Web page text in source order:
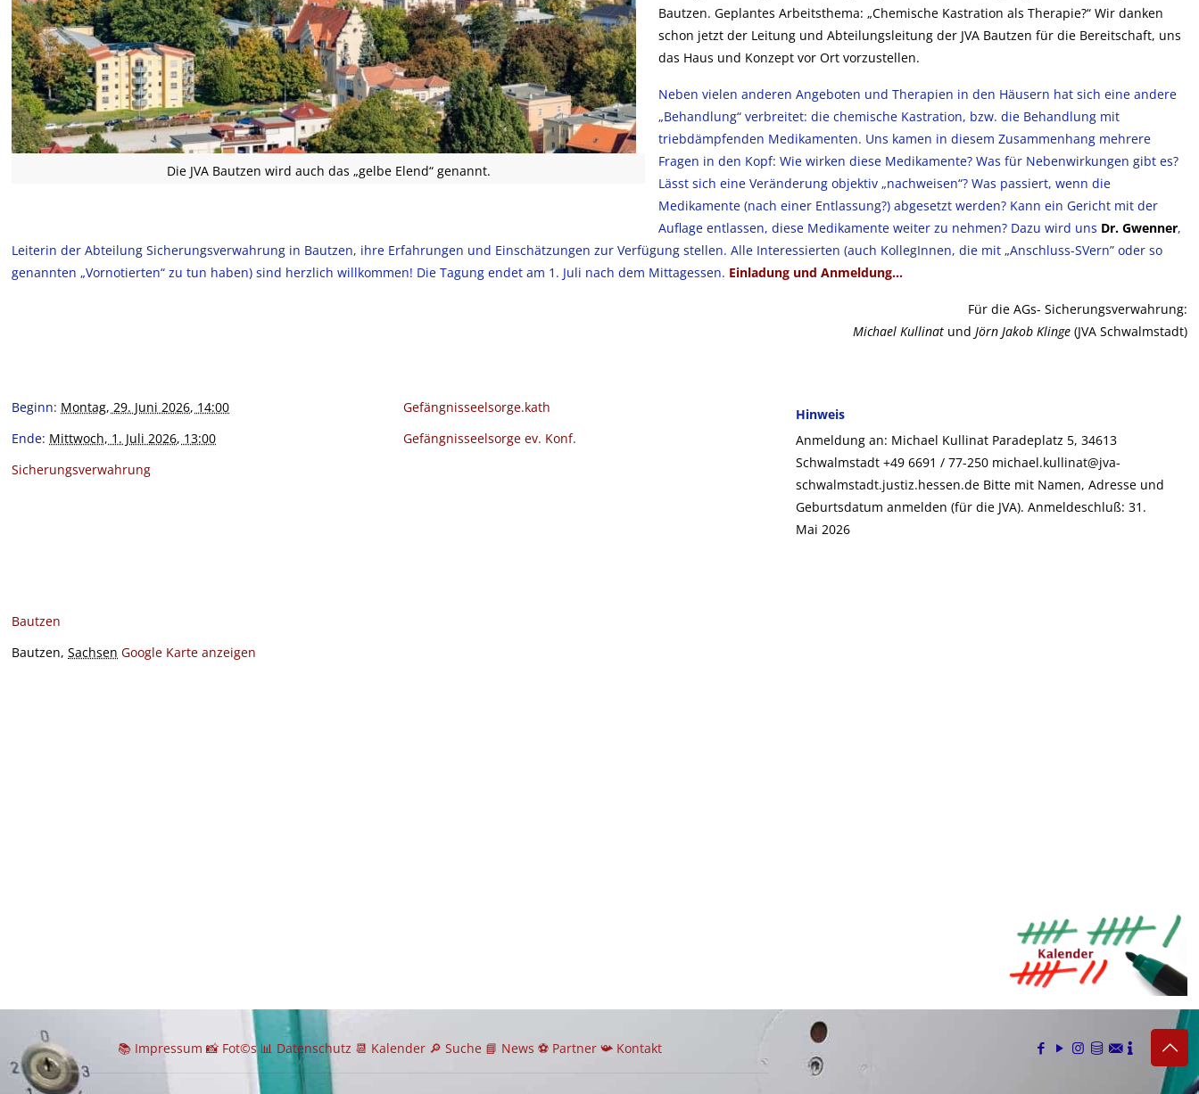
Die JVA Bautzen wird auch das „gelbe Elend“ genannt.
Bautzen. Geplantes Arbeitsthema: „Chemische Kastration als Therapie?“ Wir danken
schon jetzt der Leitung und Abteilungsleitung der JVA Bautzen für die Bereitschaft, uns
das Haus und Konzept vor Ort vorzustellen.
Neben vielen anderen Angeboten und Therapien in den Häusern hat sich eine andere
„Behandlung“ verbreitet: die chemische Kastration, bzw. die Behandlung mit
triebdämpfenden Medikamenten. Uns kamen in diesem Zusammenhang mehrere
Fragen in den Kopf: Wie wirken diese Medikamente? Was für Nebenwirkungen gibt es?
Lässt sich eine Veränderung objektiv „nachweisen“? Was passiert, wenn die
Medikamente (nach einer Entlassung?) abgesetzt werden? Kann ein Gericht mit der
Auflage entlassen, diese Medikamente weiter zu nehmen? Dazu wird uns Dr. Gwenner,
Leiterin der Abteilung Sicherungsverwahrung in Bautzen, ihre Erfahrungen und Einschätzungen zur Verfügung stellen. Alle Interessierten (auch KollegInnen, die mit „Anschluss-SVern” oder so
genannten „Vornotierten“ zu tun haben) sind herzlich willkommen! Die Tagung endet am 1. Juli nach dem Mittagessen. Einladung und Anmeldung…
Für die AGs- Sicherungsverwahrung:
Michael Kullinatund Jörn Jakob Klinge(JVA Schwalmstadt)
Beginn: Montag, 29. Juni 2026, 14:00
Ende: Mittwoch, 1. Juli 2026, 13:00
Sicherungsverwahrung
Gefängnisseelsorge.kath
Gefängnisseelsorge ev. Konf.
Hinweis
Anmeldung an: Michael Kullinat Paradeplatz 5, 34613
Schwalmstadt +49 6691 / 77-250 michael.kullinat@jva-
schwalmstadt.justiz.hessen.de Bitte mit Namen, Adresse und
Geburtsdatum anmelden (für die JVA). Anmeldeschluß: 31.
Mai 2026
Bautzen
Bautzen, Sachsen Google Karte anzeigen
📚 Impressum 📸 Fot©s 📊 Datenschutz 📆 Kalender 🔎 Suche 📘 News ⚽ Partner 📯 Kontakt